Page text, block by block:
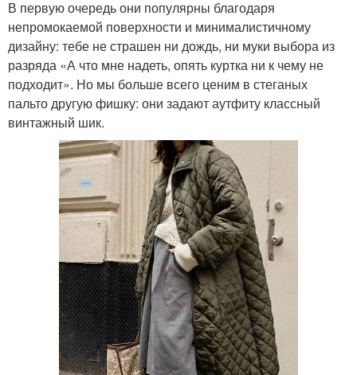
В первую очередь они популярны благодаря
непромокаемой поверхности и минималистичному
дизайну: тебе не страшен ни дождь, ни муки выбора из
разряда «А что мне надеть, опять куртка ни к чему не
подходит». Но мы больше всего ценим в стеганых
пальто другую фишку: они задают аутфиту классный
винтажный шик.